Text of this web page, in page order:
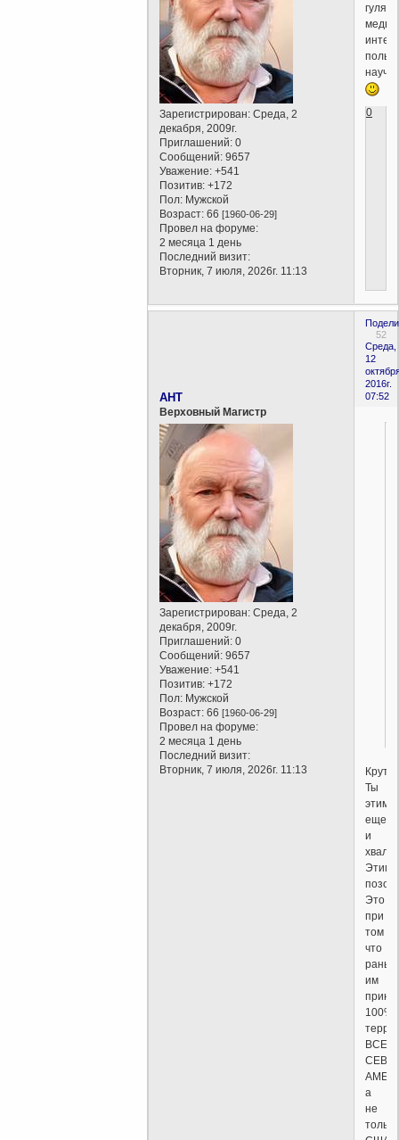
Зарегистрирован: Среда, 2
декабря, 2009г.
Приглашений: 0
Сообщений: 9657
Уважение: +541
Позитив: +172
Пол: Мужской
Возраст: 66[1960-06-29]
Провел на форуме:
2 месяца 1 день
Последний визит:
Вторник, 7 июля, 2026г. 11:13
0
52
Среда,
12
2016г.
07:52
AHT
Верховный Магистр
Зарегистрирован: Среда, 2
декабря, 2009г.
Приглашений: 0
Сообщений: 9657
Уважение: +541
Позитив: +172
Пол: Мужской
Возраст: 66[1960-06-29]
Провел на форуме:
2 месяца 1 день
Последний визит:
Вторник, 7 июля, 2026г. 11:13
Ты
этим
еще
и
Этим
Это
при
том
что
им
100%
ВСЕЙ
а
не
только